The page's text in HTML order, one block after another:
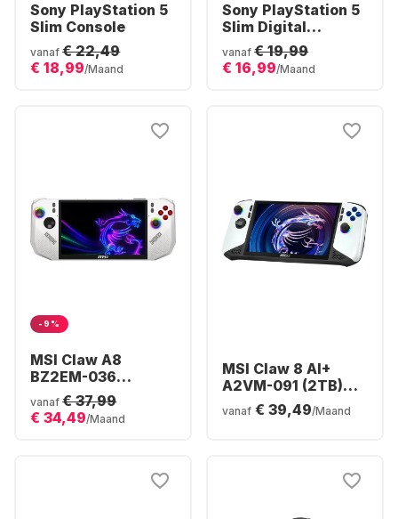
Sony PlayStation 5
Slim Console
vanaf € 22,49
€ 18,99/Maand
Sony PlayStation 5
Slim Digital
Console
vanaf € 19,99
€ 16,99/Maand
-9%
MSI Claw A8
BZ2EM-036
Console | AMD
Ryzen™ Z2 Extreme
| 24GB 1TB Win11
vanaf € 37,99
€ 34,49/Maand
MSI Claw 8 AI+
A2VM-091 (2TB)
Polar Tempest
Edition
vanaf € 39,49/Maand